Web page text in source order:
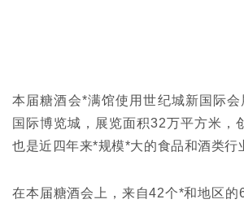
本届糖酒会*满馆使用世纪城新国际
国际博览城，展览面积32万平方米，
也是近四年来*规模*大的食品和酒类行
在本届糖酒会上，来自42个*和地区的